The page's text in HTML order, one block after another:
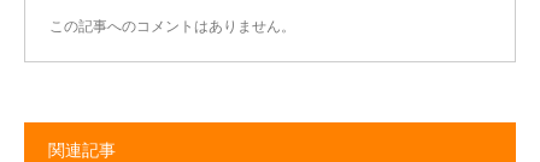
この記事へのコメントはありません。
関連記事